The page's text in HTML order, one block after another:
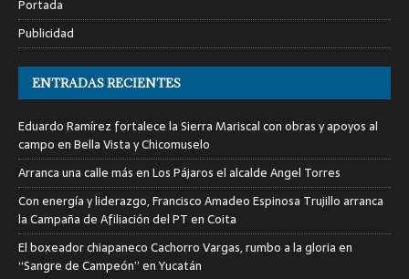
Portada
Publicidad
ENTRADAS RECIENTES
Eduardo Ramírez fortalece la Sierra Mariscal con obras y apoyos al
campo en Bella Vista y Chicomuselo
Arranca una calle más en Los Pájaros el alcalde Angel Torres
Con energía y liderazgo, Francisco Amadeo Espinosa Trujillo arranca
la Campaña de Afiliación del PT en Coita
El boxeador chiapaneco Cachorro Vargas, rumbo a la gloria en
“Sangre de Campeón” en Yucatán